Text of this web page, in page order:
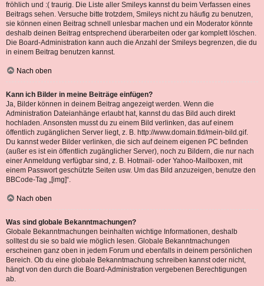
fröhlich und :( traurig. Die Liste aller Smileys kannst du beim Verfassen eines
Beitrags sehen. Versuche bitte trotzdem, Smileys nicht zu häufig zu benutzen,
sie können einen Beitrag schnell unlesbar machen und ein Moderator könnte
deshalb deinen Beitrag entsprechend überarbeiten oder gar komplett löschen.
Die Board-Administration kann auch die Anzahl der Smileys begrenzen, die du
in einem Beitrag benutzen kannst.
Nach oben
Kann ich Bilder in meine Beiträge einfügen?
Ja, Bilder können in deinem Beitrag angezeigt werden. Wenn die
Administration Dateianhänge erlaubt hat, kannst du das Bild auch direkt
hochladen. Ansonsten musst du zu einem Bild verlinken, das auf einem
öffentlich zugänglichen Server liegt, z. B. http://www.domain.tld/mein-bild.gif.
Du kannst weder Bilder verlinken, die sich auf deinem eigenen PC befinden
(außer es ist ein öffentlich zugänglicher Server), noch zu Bildern, die nur nach
einer Anmeldung verfügbar sind, z. B. Hotmail- oder Yahoo-Mailboxen, mit
einem Passwort geschützte Seiten usw. Um das Bild anzuzeigen, benutze den
BBCode-Tag „[img]“.
Nach oben
Was sind globale Bekanntmachungen?
Globale Bekanntmachungen beinhalten wichtige Informationen, deshalb
solltest du sie so bald wie möglich lesen. Globale Bekanntmachungen
erscheinen ganz oben in jedem Forum und ebenfalls in deinem persönlichen
Bereich. Ob du eine globale Bekanntmachung schreiben kannst oder nicht,
hängt von den durch die Board-Administration vergebenen Berechtigungen
ab.